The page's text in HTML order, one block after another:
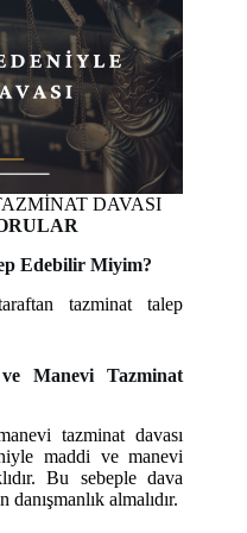
DAVASI
Edebilir Miyim?
tazminat talep
Manevi Tazminat
tazminat davası
maddi ve manevi
Bu sebeple dava
almalıdır.